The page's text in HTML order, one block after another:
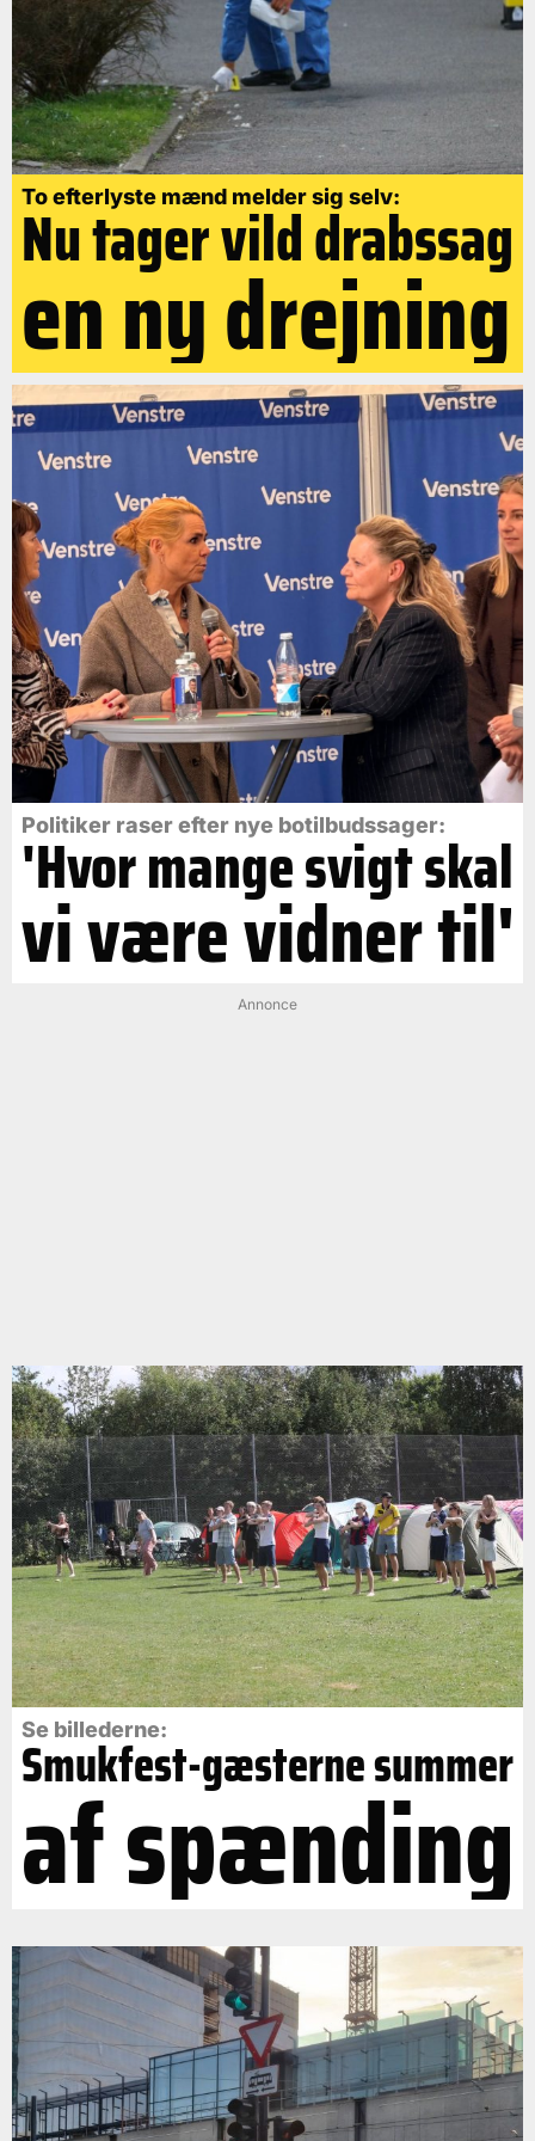
To efterlyste mænd melder sig selv:
Nu tager vild drabssag
en ny drejning
Politiker raser efter nye botilbudssager:
'Hvor mange svigt skal
vi være vidner til'
Annonce
Se billederne:
Smukfest-gæsterne summer
af spænding